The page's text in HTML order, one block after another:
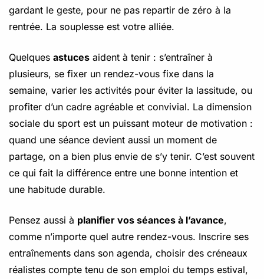
gardant le geste, pour ne pas repartir de zéro à la
rentrée. La souplesse est votre alliée.
Quelques astuces aident à tenir : s’entraîner à
plusieurs, se fixer un rendez-vous fixe dans la
semaine, varier les activités pour éviter la lassitude, ou
profiter d’un cadre agréable et convivial. La dimension
sociale du sport est un puissant moteur de motivation :
quand une séance devient aussi un moment de
partage, on a bien plus envie de s’y tenir. C’est souvent
ce qui fait la différence entre une bonne intention et
une habitude durable.
Pensez aussi à planifier vos séances à l’avance,
comme n’importe quel autre rendez-vous. Inscrire ses
entraînements dans son agenda, choisir des créneaux
réalistes compte tenu de son emploi du temps estival,